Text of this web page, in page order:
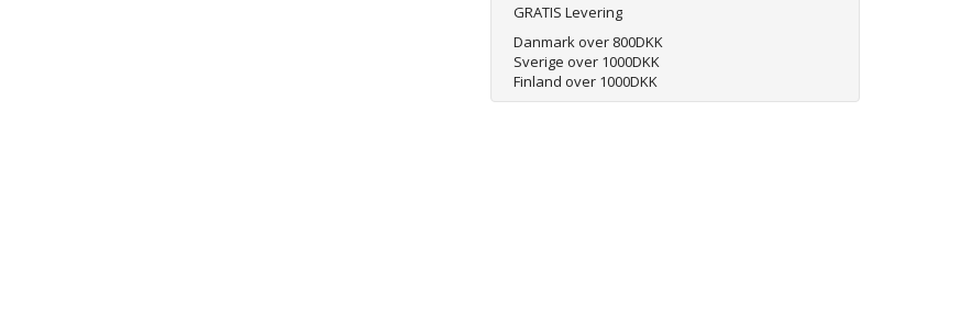
GRATIS Levering
Danmark over 800DKK
Sverige over 1000DKK
Finland over 1000DKK